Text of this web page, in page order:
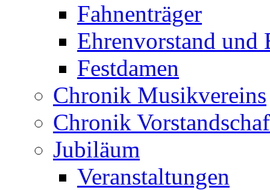
Fahnenträger
Ehrenvorstand und
Festdamen
Chronik Musikvereins
Chronik
Jubiläum
Veranstaltungen